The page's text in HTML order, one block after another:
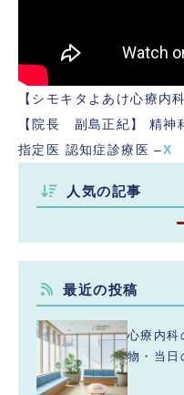
【シモキタよあけ心療
【院長 副島正紀】 精神
指定医 認知症診療医 –X
人気の記事
最近の投稿
心療内科
物・当日